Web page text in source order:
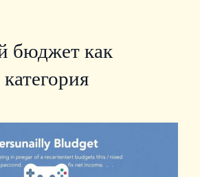
бюджет как